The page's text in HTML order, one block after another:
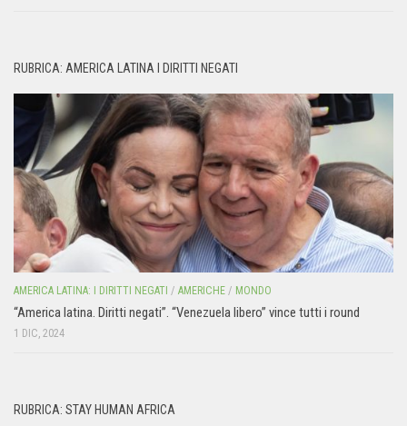
RUBRICA: AMERICA LATINA I DIRITTI NEGATI
AMERICA LATINA: I DIRITTI NEGATI / AMERICHE / MONDO
“America latina. Diritti negati”. “Venezuela libero” vince tutti i round
1 DIC, 2024
RUBRICA: STAY HUMAN AFRICA